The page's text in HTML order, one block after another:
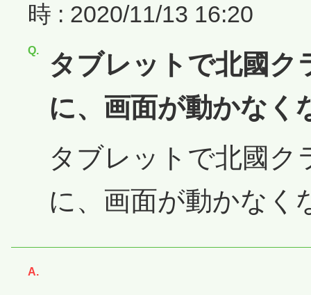
時 : 2020/11/13 16:20
タブレットで北國ク
に、画面が動かなく
タブレットで北國ク
に、画面が動かなく